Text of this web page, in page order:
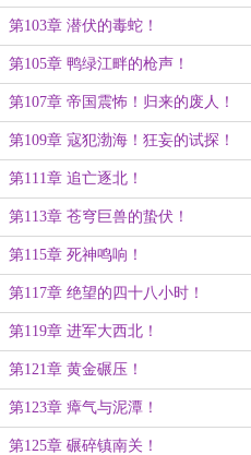
第103章 潜伏的毒蛇！
第105章 鸭绿江畔的枪声！
第107章 帝国震怖！归来的废人！
第109章 寇犯渤海！狂妄的试探！
第111章 追亡逐北！
第113章 苍穹巨兽的蛰伏！
第115章 死神鸣响！
第117章 绝望的四十八小时！
第119章 进军大西北！
第121章 黄金碾压！
第123章 瘴气与泥潭！
第125章 碾碎镇南关！